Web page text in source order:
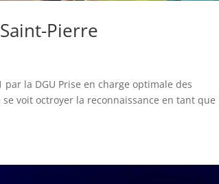
Pierre
la DGU Prise en charge optimale des
voit octroyer la reconnaissance en tant que